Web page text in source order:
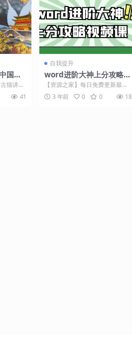
国墓
猫讲中
胜的课
41
自我提升
word进阶大神上分攻略视
频课
【资源之家】每日免费更新最热
门的副业项目资源 课程介绍 《W
ord进阶大神上分攻...
3 年前 0 0 18